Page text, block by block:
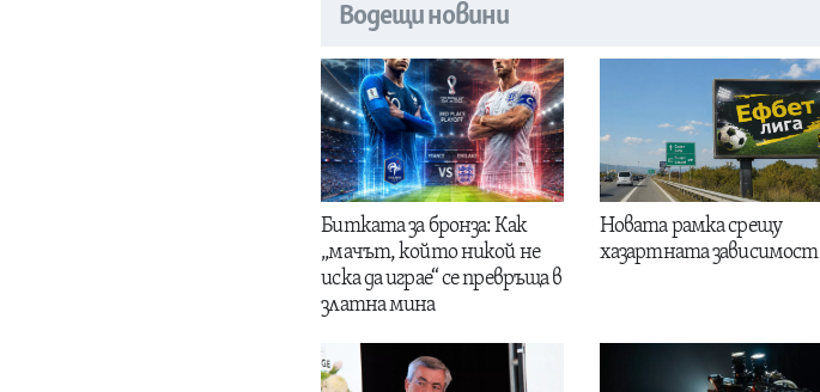
Водещи новини
Битката за бронза: Как
„мачът, който никой не
иска да играе“ се превръща в
златна мина
Новата рамка срещу
хазартната зависимост